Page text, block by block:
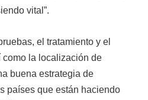
vital”.
el tratamiento y el
la localización de
buena estrategia de
países que están haciendo